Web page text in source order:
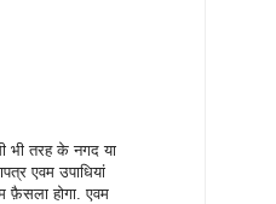
भी तरह के नगद या
एवम उपाधियां
फ़ैसला होगा. एवम